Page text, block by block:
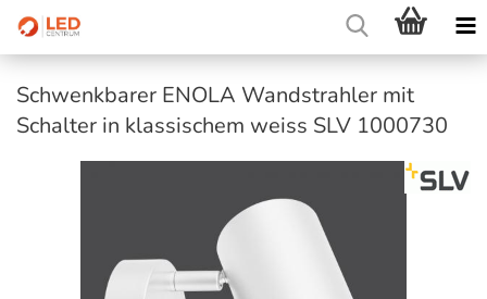
Schwenkbarer ENOLA Wandstrahler mit
Schalter in klassischem weiss SLV 1000730